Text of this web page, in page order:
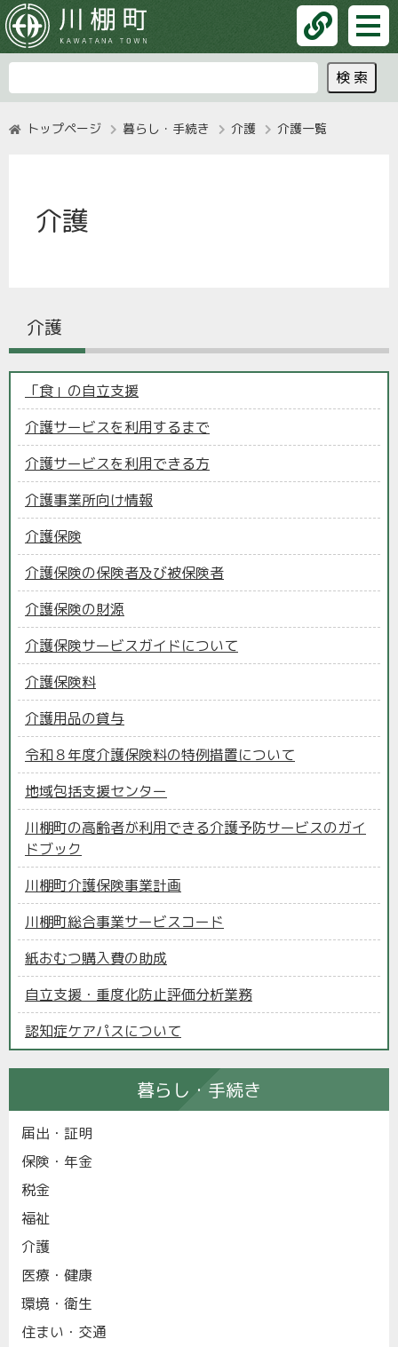
トップページ 暮らし・手続き 介護 介護一覧
介護
介護
「食」の自立支援
介護サービスを利用するまで
介護サービスを利用できる方
介護事業所向け情報
介護保険
介護保険の保険者及び被保険者
介護保険の財源
介護保険サービスガイドについて
介護保険料
介護用品の貸与
令和８年度介護保険料の特例措置について
地域包括支援センター
川棚町の高齢者が利用できる介護予防サービスのガイ
ドブック
川棚町介護保険事業計画
川棚町総合事業サービスコード
紙おむつ購入費の助成
自立支援・重度化防止評価分析業務
認知症ケアパスについて
暮らし・手続き
届出・証明
保険・年金
税金
福祉
介護
医療・健康
環境・衛生
住まい・交通